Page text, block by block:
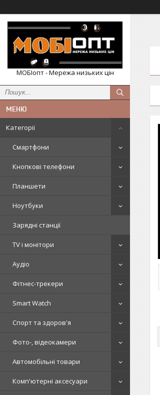
МОБІопт - Мережа низьких цін
Категорії
Смартфони
Кнопкові телефони
Планшети
Ноутбуки
Зарядні станції
TV і монітори
Аудіо
Фітнес-трекери
Smart Watch
Спорт та здоров'я
Фото-, відеокамери
Автомобільні товари
Комп'ютерні аксесуари